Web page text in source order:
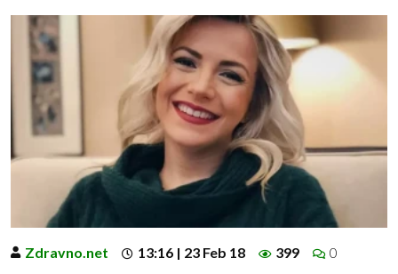
Zdravno.net 13:16 | 23 Feb 18 399 0